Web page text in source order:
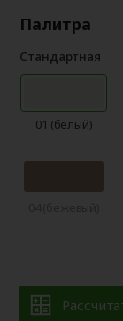
Палитра
Стандартная
01 (белый)